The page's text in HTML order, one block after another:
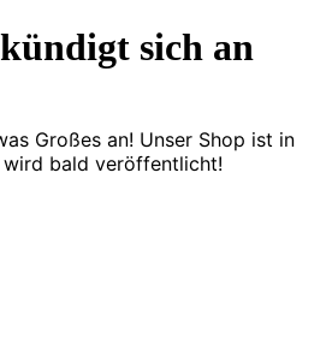
sich an
Großes an! Unser Shop ist in
bald veröffentlicht!